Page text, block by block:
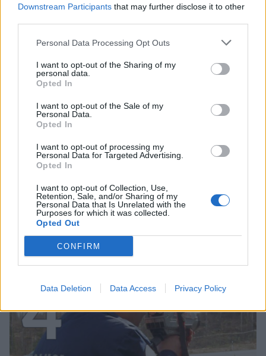
Downstream Participants that may further disclose it to other
Personal Data Processing Opt Outs
I want to opt-out of the Sharing of my
personal data.
Opted In
I want to opt-out of the Sale of my
Personal Data.
Opted In
I want to opt-out of processing my
Personal Data for Targeted Advertising.
Opted In
I want to opt-out of Collection, Use,
Retention, Sale, and/or Sharing of my
Personal Data that Is Unrelated with the
Purposes for which it was collected.
Opted Out
CONFIRM
Data Deletion Data Access Privacy Policy
Kela voi leikata tukia
ulkomaanmatkan vuoksi
3
F/A-18 Hornet jyrähtää ylilennolle
Jyväskylässä – katuja suljetaan
4